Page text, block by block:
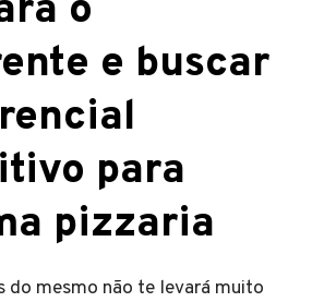
o
e buscar
para
pizzaria
do mesmo não te levará muito